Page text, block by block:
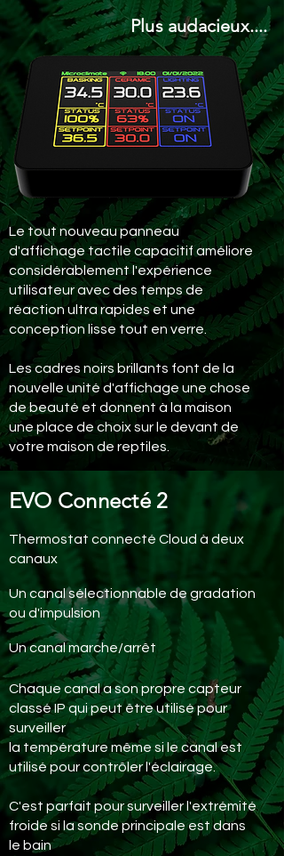
Plus audacieux....
Le tout nouveau panneau
d'affichage tactile capacitif améliore
considérablement l'expérience
utilisateur avec des temps de
réaction ultra rapides et une
conception lisse tout en verre.
Les cadres noirs brillants font de la
nouvelle unité d'affichage une chose
de beauté et donnent à la maison
une place de choix sur le devant de
votre maison de reptiles.
EVO Connecté 2
Thermostat connecté Cloud à deux
canaux
Un canal sélectionnable de gradation
ou d'impulsion
Un canal marche/arrêt
Chaque canal a son propre capteur
classé IP qui peut être utilisé pour
surveiller
la température même si le canal est
utilisé pour contrôler l'éclairage.
C'est parfait pour surveiller l'extrémité
froide si la sonde principale est dans
le bain